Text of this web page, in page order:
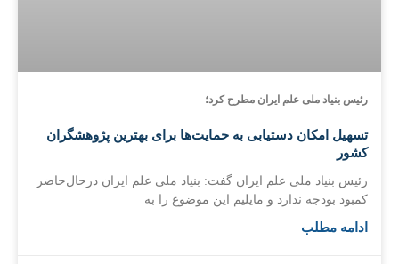
رئیس بنیاد ملی علم ایران مطرح کرد؛
تسهیل امکان دستیابی به حمایت‌ها برای بهترین پژوهشگران
کشور
رئیس بنیاد ملی علم ایران گفت: بنیاد ملی علم ایران درحال‌حاضر
کمبود بودجه ندارد و مایلیم این موضوع را به
ادامه مطلب